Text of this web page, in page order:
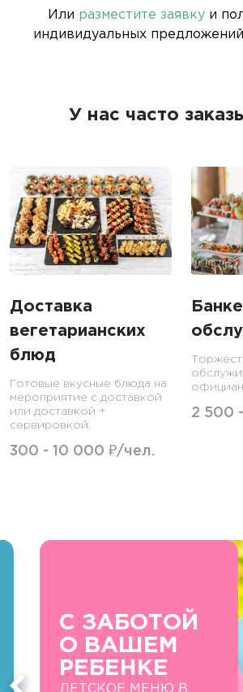
Или разместите заявкуи
индивидуальных
У нас часто
Доставка
вегетарианских
блюд
Готовые вкусные блюда на
мероприятие с доставкой
или доставкой +
сервировкой.
300 - 10 000 ₽/чел.
2 500
С ЗАБОТОЙ
О ВАШЕМ
РЕБЕНКЕ
ДЕТСКОЕ МЕНЮ В